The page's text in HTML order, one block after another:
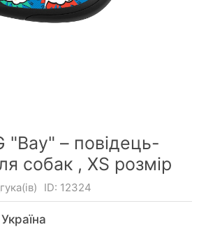
"Вау" – повідець-
собак , XS розмір
ID: 12324
Україна